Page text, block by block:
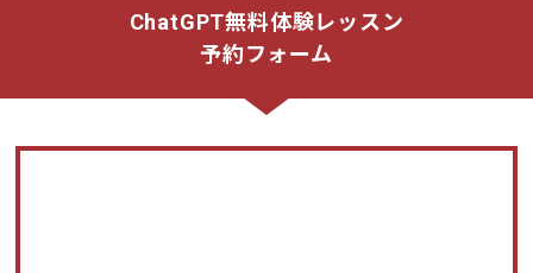
ChatGPT無料体験レッスン
予約フォーム